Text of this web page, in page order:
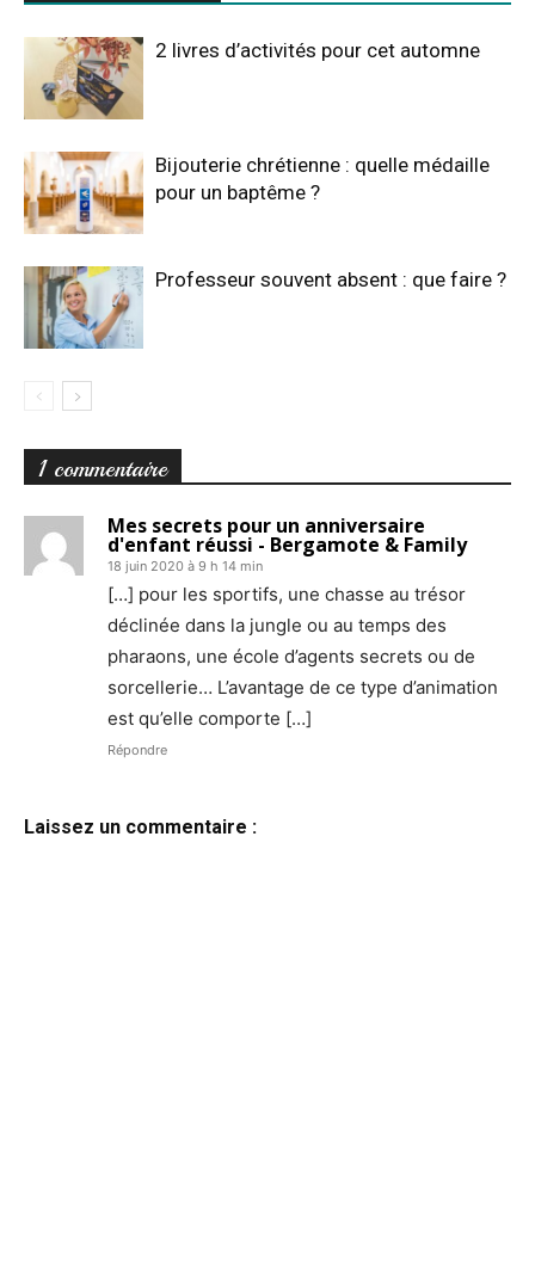
2 livres d’activités pour cet automne
Bijouterie chrétienne : quelle médaille
pour un baptême ?
Professeur souvent absent : que faire ?
1 commentaire
Mes secrets pour un anniversaire
d'enfant réussi - Bergamote & Family
18 juin 2020 à 9 h 14 min
[…] pour les sportifs, une chasse au trésor
déclinée dans la jungle ou au temps des
pharaons, une école d’agents secrets ou de
sorcellerie… L’avantage de ce type d’animation
est qu’elle comporte […]
Répondre
Laissez un commentaire :